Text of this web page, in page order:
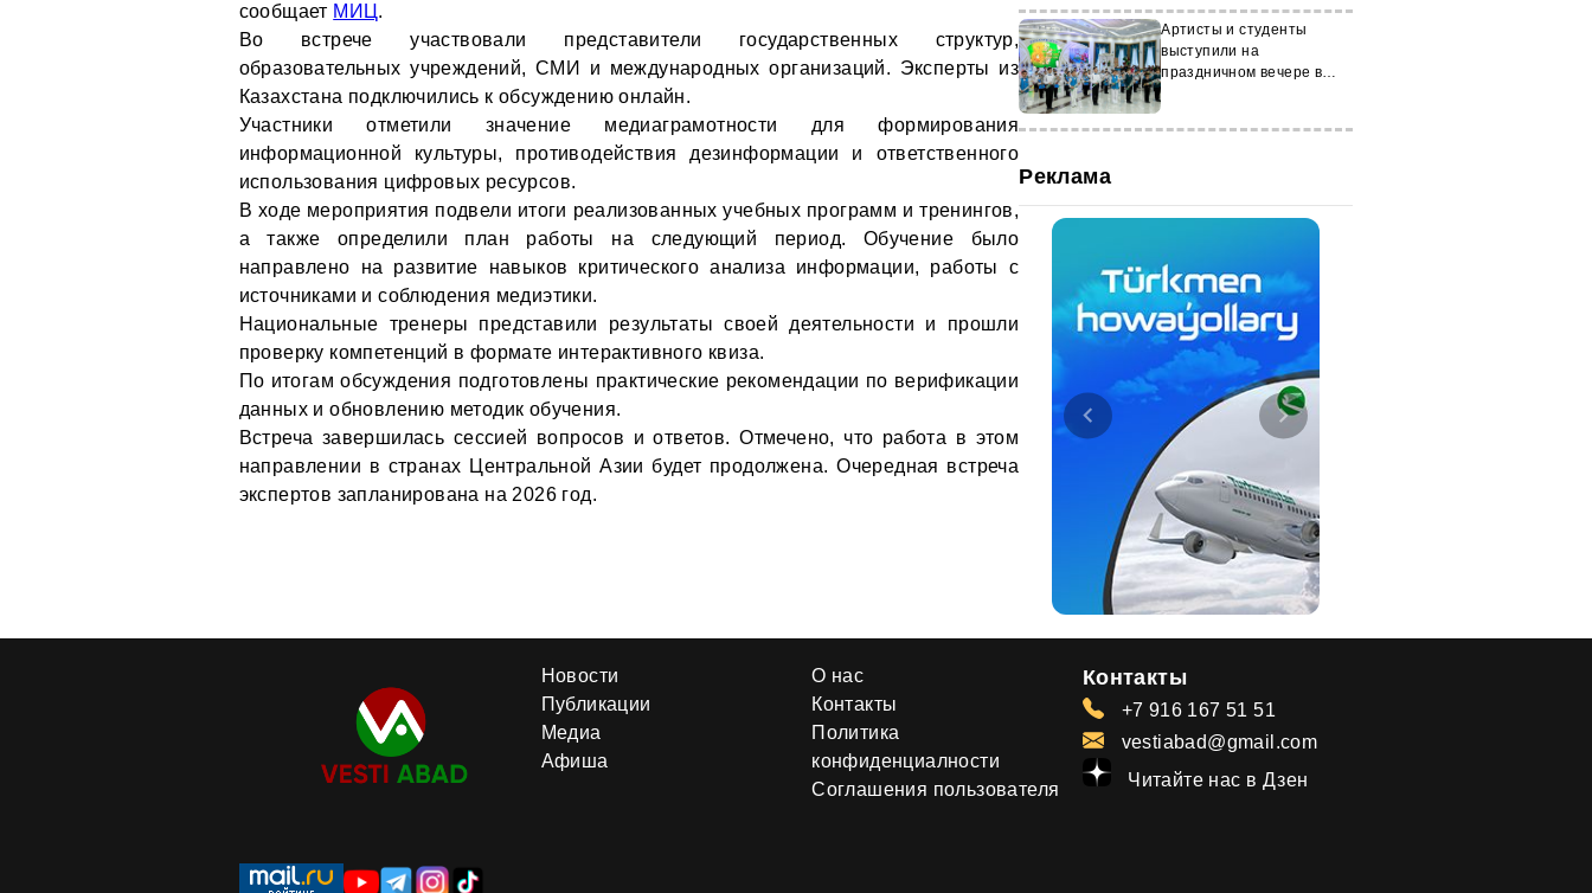
сообщает МИЦ .
Во встрече участвовали представители государственных структур,
образовательных учреждений, СМИ и международных организаций. Эксперты из
Казахстана подключились к обсуждению онлайн.
Участники отметили значение медиаграмотности для формирования
информационной культуры, противодействия дезинформации и ответственного
использования цифровых ресурсов.
В ходе мероприятия подвели итоги реализованных учебных программ и тренингов,
а также определили план работы на следующий период. Обучение было
направлено на развитие навыков критического анализа информации, работы с
источниками и соблюдения медиэтики.
Национальные тренеры представили результаты своей деятельности и прошли
проверку компетенций в формате интерактивного квиза.
По итогам обсуждения подготовлены практические рекомендации по верификации
данных и обновлению методик обучения.
Встреча завершилась сессией вопросов и ответов. Отмечено, что работа в этом
направлении в странах Центральной Азии будет продолжена. Очередная встреча
экспертов запланирована на 2026 год.
Артисты и студенты
выступили на
праздничном вечере в
Реклама
Новости
Публикации
Медиа
Афиша
О нас
Контакты
Политика
конфиденциалности
Соглашения пользователя
Контакты
+7 916 167 51 51
vestiabad@gmail.com
Читайте нас в Дзен